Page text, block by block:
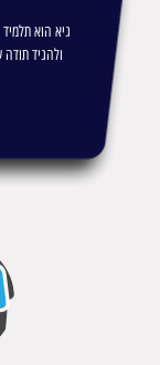
גיא הוא
ולהגיד